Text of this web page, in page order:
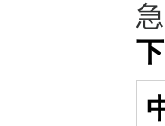
急